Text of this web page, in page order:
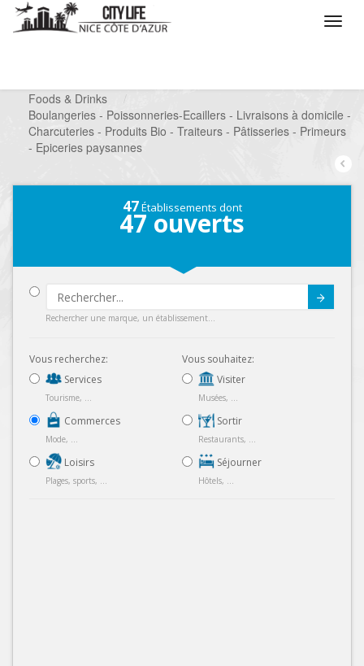
Foods & Drinks
/
Boulangeries - Poissonneries-Ecaillers - Livraisons à domicile -
Charcuteries - Produits Bio - Traiteurs - Pâtisseries - Primeurs
- Epiceries paysannes
47Établissements dont
47 ouverts
Rechercher une marque, un établissement...
Vous recherchez:
Services
Tourisme, ...
Commerces
Mode, ...
Loisirs
Plages, sports, ...
Vous souhaitez:
Visiter
Musées, ...
Sortir
Restaurants, ...
Séjourner
Hôtels, ...